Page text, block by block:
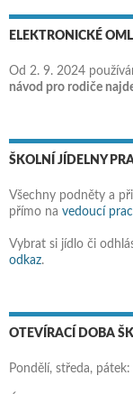
ELEKTRONICKÉ
Od 2. 9. 2024
návod pro rodiče
ŠKOLNÍ JÍDELNY
Všechny podněty a
přímo na vedoucí
Vybrat si jídlo či
odkaz.
OTEVÍRACÍ DOBA
Pondělí, středa, pátek: